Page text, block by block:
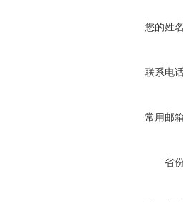
您的姓名
联系电话
常用邮箱
省